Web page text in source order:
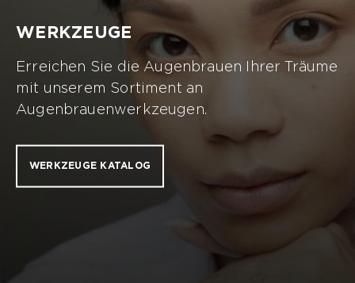
WERKZEUGE
Erreichen Sie die Augenbrauen Ihrer Träume
mit unserem Sortiment an
Augenbrauenwerkzeugen.
WERKZEUGE KATALOG